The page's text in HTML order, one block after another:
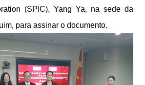
(SPIC), Yang Ya, na sede da
para assinar o documento.